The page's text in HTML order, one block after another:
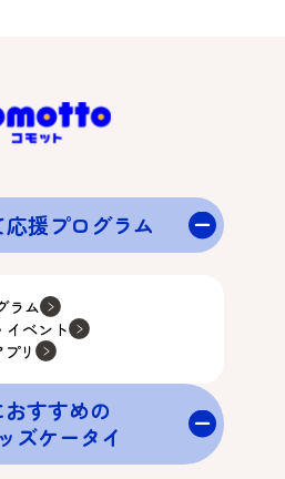
援プログラム
ラム
イベント
リ
すすめの
ズケータイ